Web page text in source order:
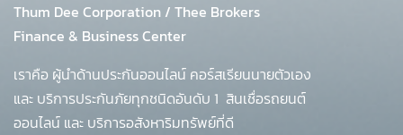
Thum Dee Corporation / Thee Brokers
Finance & Business Center
เราคือ ผู้นำด้านประกันออนไลน์ คอร์สเรียนนายตัวเอง
และ บริการประกันภัยทุกชนิดอันดับ 1 สินเชื่อรถยนต์
ออนไลน์ และ บริการอสังหาริมทรัพย์ที่ดี